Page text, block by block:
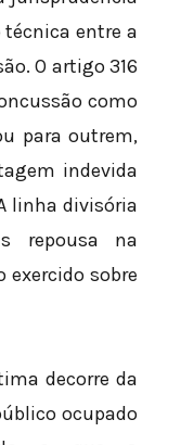
entre a
O artigo 316
como
para outrem,
indevida
linha divisória
repousa na
sobre
decorre da
ocupado